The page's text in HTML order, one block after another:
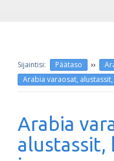
Päätaso ››
Arabia varaosat,
Arabia
alustassit,